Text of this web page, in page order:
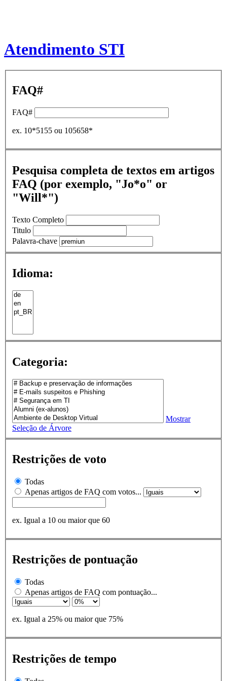
Atendimento STI
FAQ#
FAQ#
ex. 10*5155 ou 105658*
Pesquisa completa de textos em artigos
FAQ (por exemplo, "Jo*o" or
"Will*")
Texto Completo
Titulo
Palavra-chave
Idioma:
Categoria:
Mostrar
Seleção de Árvore
Restrições de voto
Todas
Apenas artigos de FAQ com votos...
ex. Igual a 10 ou maior que 60
Restrições de pontuação
Todas
Apenas artigos de FAQ com pontuação...
ex. Igual a 25% ou maior que 75%
Restrições de tempo